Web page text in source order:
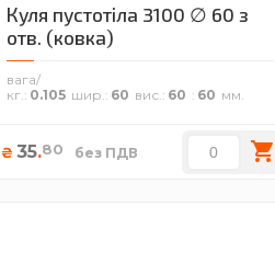
Куля пустотіла 3100 ∅ 60 з
отв. (ковка)
вага/
кг. 0.105 шир. 60 вис. 60 60
₴ 35.80 без ПДВ